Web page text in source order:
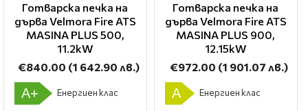
Готварска печка на
дърва Velmora Fire ATS
ΜΑSΙΝΑ PLUS 500,
11.2kW
€840.00 (1 642.90 лв.)
A+ Енергиен клас
Готварска печка на
дърва Velmora Fire ATS
ΜΑSΙΝΑ PLUS 900,
12.15kW
€972.00 (1 901.07 лв.)
A Енергиен клас